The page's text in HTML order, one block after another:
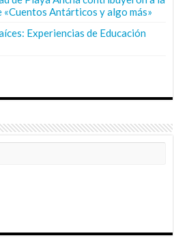
Antárticos y algo más»
Experiencias de Educación